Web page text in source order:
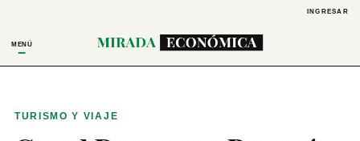
INGRESAR
MENÚ
TURISMO Y VIAJE